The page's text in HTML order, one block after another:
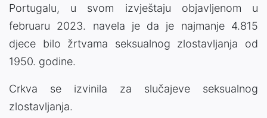
Portugalu, u svom izvještaju objavljenom u
februaru 2023. navela je da je najmanje 4.815
djece bilo žrtvama seksualnog zlostavljanja od
1950. godine.
Crkva se izvinila za slučajeve seksualnog
zlostavljanja.